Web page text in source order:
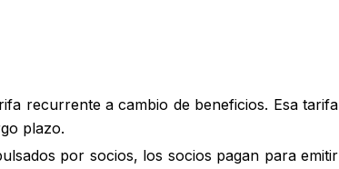
recurrente a cambio de beneficios. Esa tarifa
plazo.
por socios, los socios pagan para emitir